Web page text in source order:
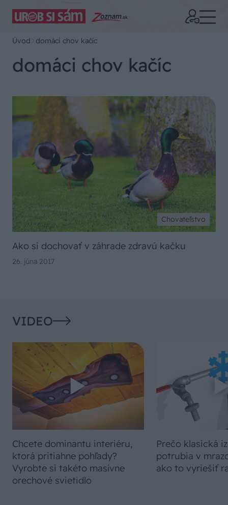
Úvod domáci chov kačíc
domáci chov kačíc
Chovateľstvo
Ako si dochovať v záhrade zdravú kačku
26. júna 2017
VIDEO
Chcete dominantu interiéru,
ktorá pritiahne pohľady?
Vyrobte si takéto masívne
orechové svietidlo
Prečo klasická
potrubia v
ako to vyriešiť